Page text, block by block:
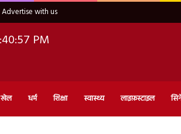
Advertise with us
PM
खेल धर्म शिक्षा स्वास्थ्य लाइफ़स्टाइल